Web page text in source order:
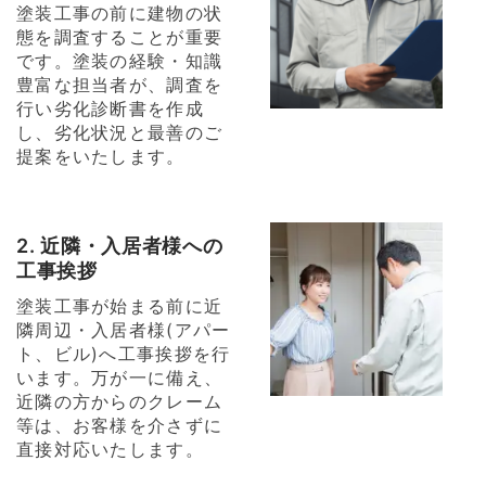
塗装工事の前に建物の状
態を調査することが重要
です。塗装の経験・知識
豊富な担当者が、調査を
行い劣化診断書を作成
し、劣化状況と最善のご
提案をいたします。
2. 近隣・入居者様への
工事挨拶
塗装工事が始まる前に近
隣周辺・入居者様(アパー
ト、ビル)へ工事挨拶を行
います。万が一に備え、
近隣の方からのクレーム
等は、お客様を介さずに
直接対応いたします。